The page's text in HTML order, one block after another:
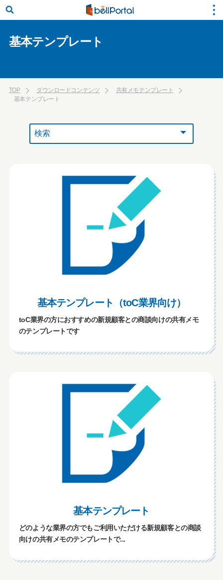
基本テンプレート
TOP ダウンロードコンテンツ
共有メモテンプレート
基本テンプレート
基本テンプレート（toC業界向け）
toC業界の方におすすめの新規顧客との商談向けの共有メモ
のテンプレートです
基本テンプレート
どのような業界の方でもご利用いただける新規顧客との商談
向けの共有メモのテンプレートで...